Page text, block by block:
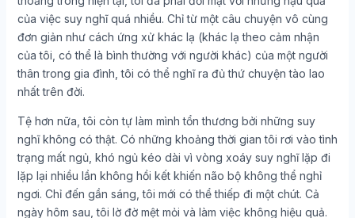
của việc suy nghĩ quá nhiều. Chỉ từ một câu chuyện vô cùng
đơn giản như cách ứng xử khác lạ (khác lạ theo cảm nhận
của tôi, có thể là bình thường với người khác) của một người
thân trong gia đình, tôi có thể nghĩ ra đủ thứ chuyện tào lao
nhất trên đời.
Tệ hơn nữa, tôi còn tự làm mình tổn thương bởi những suy
nghĩ không có thật. Có những khoảng thời gian tôi rơi vào tình
trạng mất ngủ, khó ngủ kéo dài vì vòng xoáy suy nghĩ lặp đi
lặp lại nhiều lần không hồi kết khiến não bộ không thể nghỉ
ngơi. Chỉ đến gần sáng, tôi mới có thể thiếp đi một chút. Cả
ngày hôm sau, tôi lờ đờ mệt mỏi và làm việc không hiệu quả.